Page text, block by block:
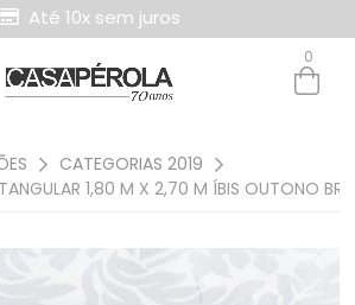
com email ou cpf/cnpj
Até 10x sem juros
0
CATEGORIAS 2019
1,80 M X 2,70 M ÍBIS OUTONO